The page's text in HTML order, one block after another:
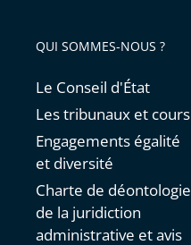
QUI SOMMES-NOUS ?
Le Conseil d'État
Les tribunaux et cours
Engagements égalité
et diversité
Charte de déontologie
de la juridiction
administrative et avis